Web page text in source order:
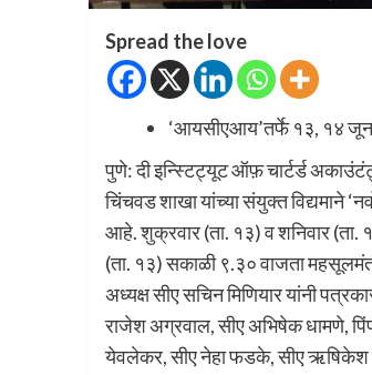
Spread the love
‘आयसीएआय’तर्फे १३, १४
पुणे: दी इन्स्टिट्यूट ऑफ़ चार्टर्ड
चिंचवड शाखा यांच्या संयुक्त विद्यमाने
आहे. शुक्रवार (ता. १३) व शनिवार (ता.
(ता. १३) सकाळी ९.३० वाजता
अध्यक्ष सीए सचिन मिणियार यांनी
राजेश अग्रवाल, सीए अभिषेक धामणे,
येवलेकर, सीए नेहा फडके, सीए ऋषिकेश